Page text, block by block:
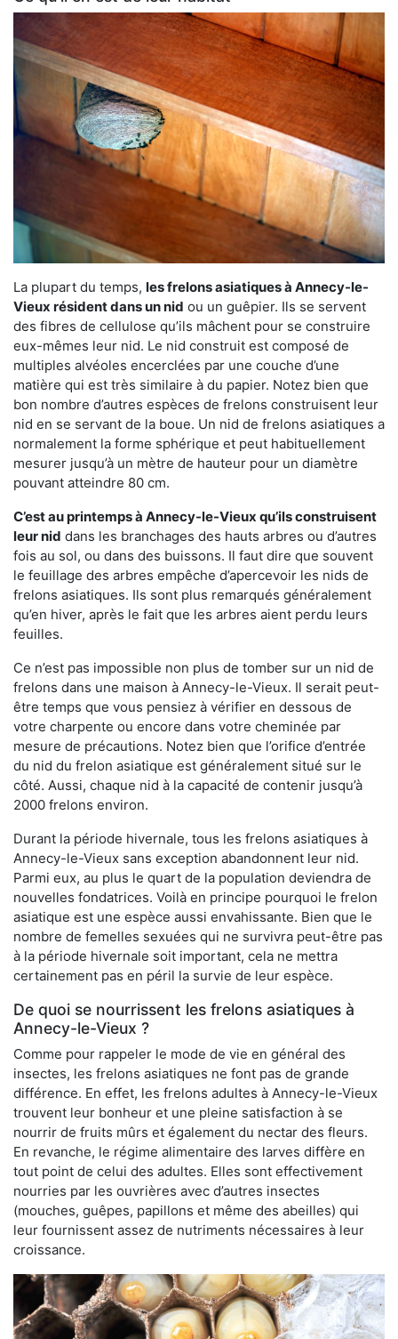
La plupart du temps, les frelons asiatiques à Annecy-le-
Vieux résident dans un nid ou un guêpier. Ils se servent
des fibres de cellulose qu’ils mâchent pour se construire
eux-mêmes leur nid. Le nid construit est composé de
multiples alvéoles encerclées par une couche d’une
matière qui est très similaire à du papier. Notez bien que
bon nombre d’autres espèces de frelons construisent leur
nid en se servant de la boue. Un nid de frelons asiatiques a
normalement la forme sphérique et peut habituellement
mesurer jusqu’à un mètre de hauteur pour un diamètre
pouvant atteindre 80 cm.
C’est au printemps à Annecy-le-Vieux qu’ils construisent
leur nid dans les branchages des hauts arbres ou d’autres
fois au sol, ou dans des buissons. Il faut dire que souvent
le feuillage des arbres empêche d’apercevoir les nids de
frelons asiatiques. Ils sont plus remarqués généralement
qu’en hiver, après le fait que les arbres aient perdu leurs
feuilles.
Ce n’est pas impossible non plus de tomber sur un nid de
frelons dans une maison à Annecy-le-Vieux. Il serait peut-
être temps que vous pensiez à vérifier en dessous de
votre charpente ou encore dans votre cheminée par
mesure de précautions. Notez bien que l’orifice d’entrée
du nid du frelon asiatique est généralement situé sur le
côté. Aussi, chaque nid à la capacité de contenir jusqu’à
2000 frelons environ.
Durant la période hivernale, tous les frelons asiatiques à
Annecy-le-Vieux sans exception abandonnent leur nid.
Parmi eux, au plus le quart de la population deviendra de
nouvelles fondatrices. Voilà en principe pourquoi le frelon
asiatique est une espèce aussi envahissante. Bien que le
nombre de femelles sexuées qui ne survivra peut-être pas
à la période hivernale soit important, cela ne mettra
certainement pas en péril la survie de leur espèce.
De quoi se nourrissent les frelons asiatiques à
Annecy-le-Vieux ?
Comme pour rappeler le mode de vie en général des
insectes, les frelons asiatiques ne font pas de grande
différence. En effet, les frelons adultes à Annecy-le-Vieux
trouvent leur bonheur et une pleine satisfaction à se
nourrir de fruits mûrs et également du nectar des fleurs.
En revanche, le régime alimentaire des larves diffère en
tout point de celui des adultes. Elles sont effectivement
nourries par les ouvrières avec d’autres insectes
(mouches, guêpes, papillons et même des abeilles) qui
leur fournissent assez de nutriments nécessaires à leur
croissance.